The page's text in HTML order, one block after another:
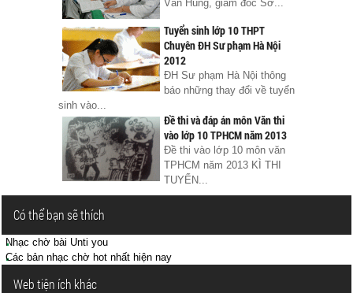
Văn Hùng, giám đốc Sở...
Tuyển sinh lớp 10 THPT
Chuyên ĐH Sư phạm Hà Nội
2012
ĐH Sư phạm Hà Nội thông
báo những thay đổi về tuyển
sinh vào...
Đề thi và đáp án môn Văn thi
vào lớp 10 TPHCM năm 2013
Đề thi vào lớp 10 môn văn
TPHCM năm 2013 KÌ THI
TUYỂN...
Có thể bạn sẽ thích
Nhạc chờ bài Unti you
Các bản nhạc chờ hot nhất hiện nay
Web tiện ích khác